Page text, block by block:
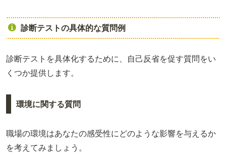
診断テストの具体的な質問例
診断テストを具体化するために、自己反省を促す質問をい
くつか提供します。
環境に関する質問
職場の環境はあなたの感受性にどのような影響を与えるか
を考えてみましょう。